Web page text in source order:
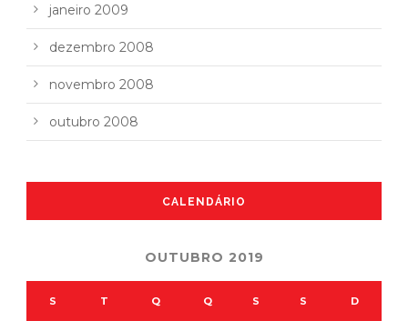
janeiro 2009
dezembro 2008
novembro 2008
outubro 2008
CALENDÁRIO
OUTUBRO 2019
S T Q Q S S D